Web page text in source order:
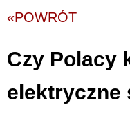
«POWRÓT
Czy Polacy
elektryczne